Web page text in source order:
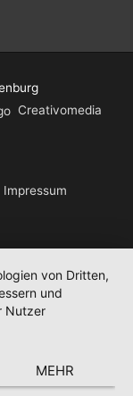
Creativomedia
Impressum
von Dritten,
und
Nutzer
MEHR